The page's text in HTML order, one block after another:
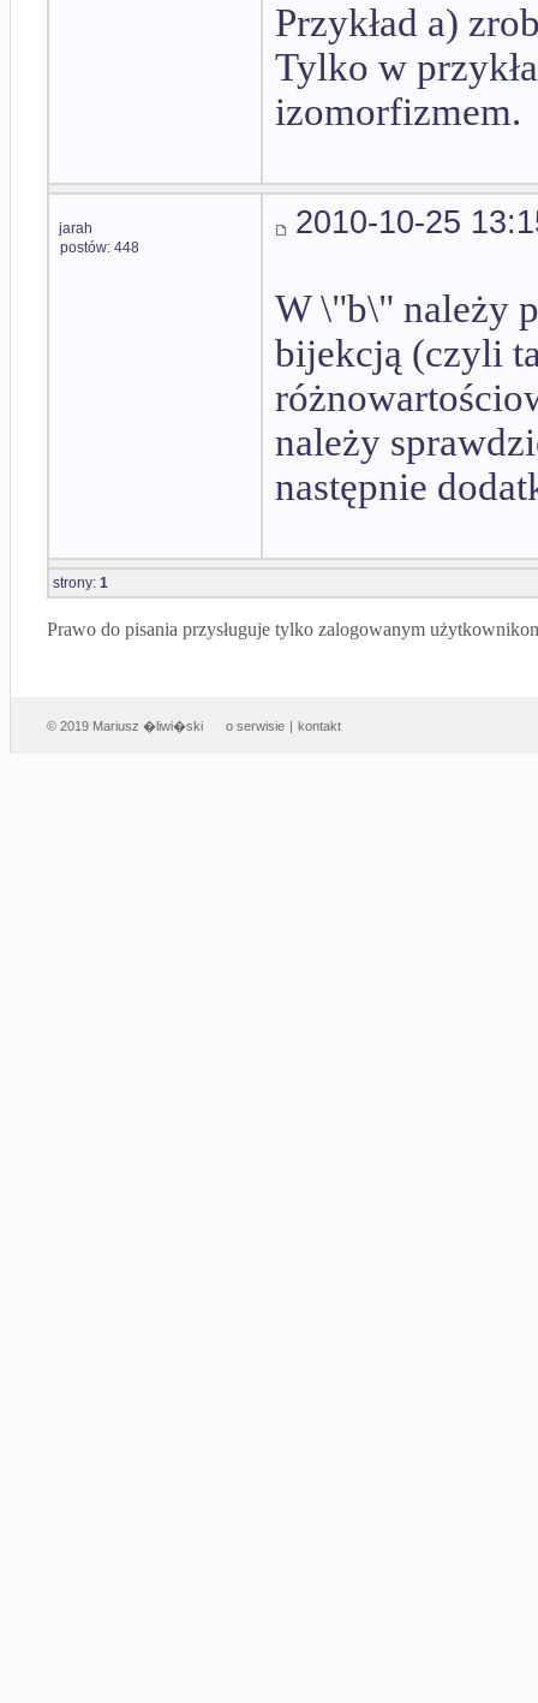
Przykład a)
Tylko w
izomorfizmem.
jarah
postów: 448
2010-10-25
W \"b\" należy
bijekcją (czyli
należy
następnie
strony: 1
Prawo do pisania przysługuje tylko zalogowanym
© 2019 Mariusz �liwi�ski o serwisie | kontakt